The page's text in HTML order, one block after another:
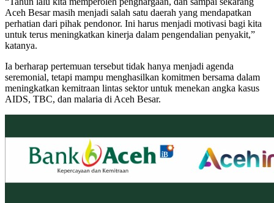
Aceh Besar masih menjadi salah satu daerah yang mendapatkan
perhatian dari pihak pendonor. Ini harus menjadi motivasi bagi kita
untuk terus meningkatkan kinerja dalam pengendalian penyakit,”
katanya.
Ia berharap pertemuan tersebut tidak hanya menjadi agenda
seremonial, tetapi mampu menghasilkan komitmen bersama dalam
meningkatkan kemitraan lintas sektor untuk menekan angka kasus
AIDS, TBC, dan malaria di Aceh Besar.